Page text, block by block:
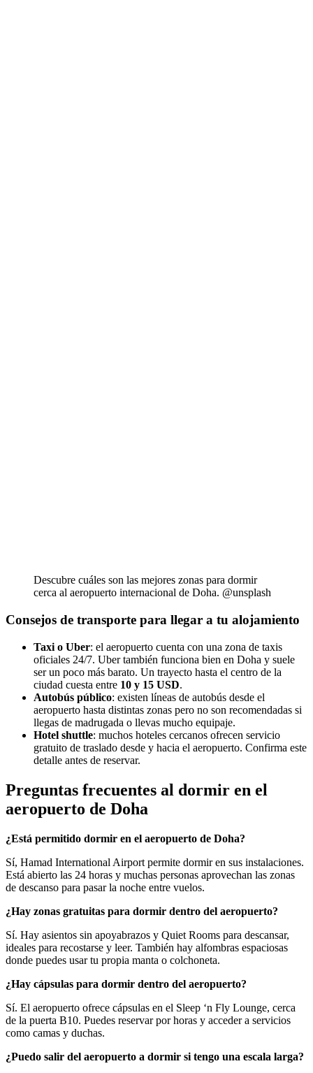
Descubre cuáles son las mejores zonas para dormir
cerca al aeropuerto internacional de Doha. @unsplash
Consejos de transporte para llegar a tu alojamiento
Taxi o Uber: el aeropuerto cuenta con una zona de taxis
oficiales 24/7. Uber también funciona bien en Doha y suele
ser un poco más barato. Un trayecto hasta el centro de la
ciudad cuesta entre 10 y 15 USD.
Autobús público: existen líneas de autobús desde el
aeropuerto hasta distintas zonas pero no son recomendadas si
llegas de madrugada o llevas mucho equipaje.
Hotel shuttle: muchos hoteles cercanos ofrecen servicio
gratuito de traslado desde y hacia el aeropuerto. Confirma este
detalle antes de reservar.
Preguntas frecuentes al dormir en el
aeropuerto de Doha
¿Está permitido dormir en el aeropuerto de Doha?
Sí, Hamad International Airport permite dormir en sus instalaciones.
Está abierto las 24 horas y muchas personas aprovechan las zonas
de descanso para pasar la noche entre vuelos.
¿Hay zonas gratuitas para dormir dentro del aeropuerto?
Sí. Hay asientos sin apoyabrazos y Quiet Rooms para descansar,
ideales para recostarse y leer. También hay alfombras espaciosas
donde puedes usar tu propia manta o colchoneta.
¿Hay cápsulas para dormir dentro del aeropuerto?
Sí. El aeropuerto ofrece cápsulas en el Sleep ‘n Fly Lounge, cerca
de la puerta B10. Puedes reservar por horas y acceder a servicios
como camas y duchas.
¿Puedo salir del aeropuerto a dormir si tengo una escala larga?